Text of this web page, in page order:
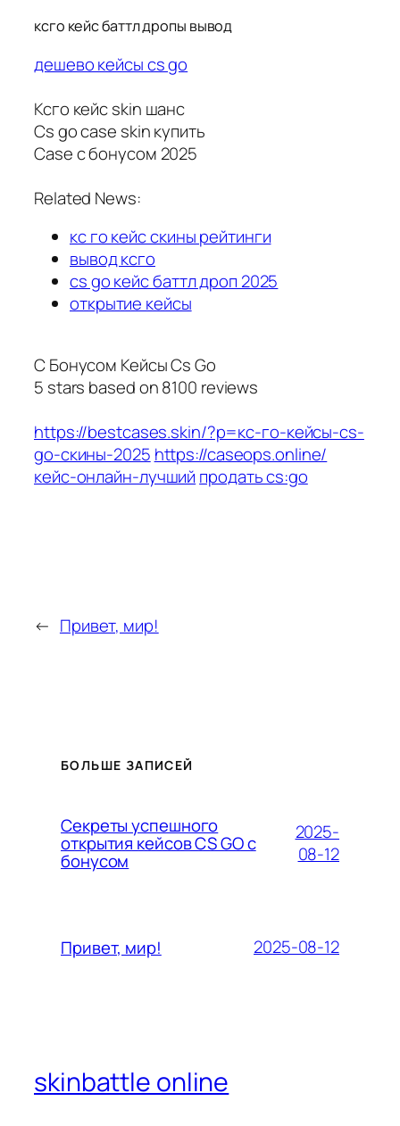
ксго кейс баттл дропы вывод
дешево кейсы cs go
Ксго кейс skin шанс
Cs go case skin купить
Case с бонусом 2025
Related News:
кс го кейс скины рейтинги
вывод ксго
cs go кейс баттл дроп 2025
открытие кейсы
С Бонусом Кейсы Cs Go
5 stars based on8100 reviews
https://bestcases.skin/?p=кс-го-кейсы-cs-
go-скины-2025 https://caseops.online/
кейс-онлайн-лучший продать cs:go
← Привет, мир!
БОЛЬШЕ ЗАПИСЕЙ
Секреты успешного
открытия кейсов CS GO с
бонусом
2025-
08-12
Привет, мир! 2025-08-12
skinbattle online